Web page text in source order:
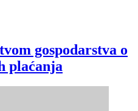
gospodarstva o
plaćanja